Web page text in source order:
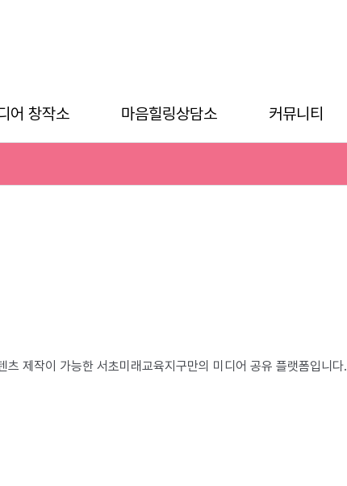
어 창작소 마음힐링상담소 커뮤니티
제작이 가능한 서초미래교육지구만의 미디어 공유 플랫폼입니다.